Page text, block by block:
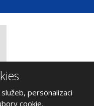
eBRÁNA s.r.o.
a ochrana osobních
personalizaci
cookie.